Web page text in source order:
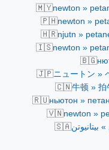
🇲🇾newton »
🇵🇭newton »
🇭🇷njutn »
🇮🇸newton »
🇧🇬
🇯🇵ニュートン »
🇨🇳牛顿 » 拍
🇷🇺ньютон »
🇻🇳newton »
🇸🇦» بيتانيوتن